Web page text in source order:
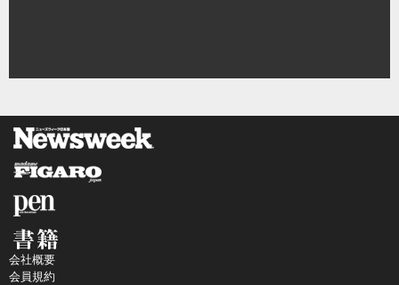
会社概要
会員規約